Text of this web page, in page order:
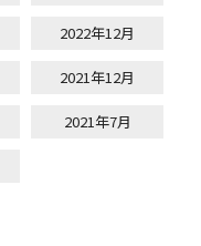
2022年12月
2021年12月
2021年7月